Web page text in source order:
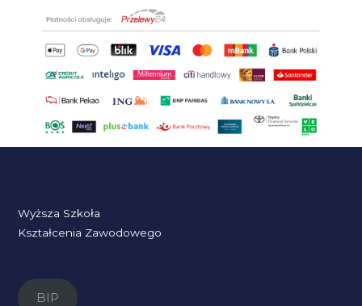
Wyższa Szkoła
Kształcenia Zawodowego
BIP